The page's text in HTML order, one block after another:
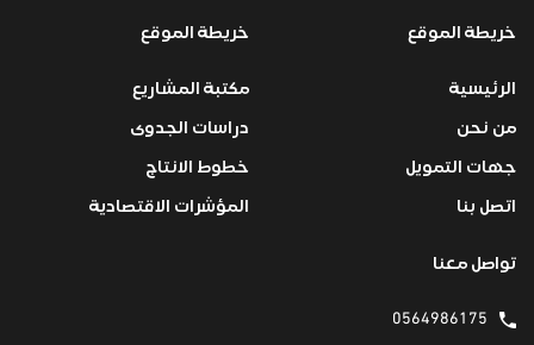
خريطة الموقع
الرئيسية
من نحن
جهات التمويل
اتصل بنا
خريطة الموقع
مكتبة المشاريع
دراسات الجدوى
خطوط الانتاج
المؤشرات الاقتصادية
تواصل معنا
0564986175